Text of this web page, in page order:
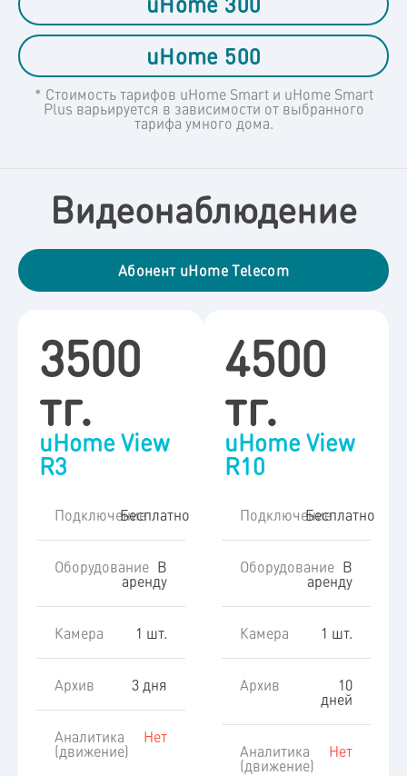
uHome 500
* Стоимость тарифов uHome Smart и uHome Smart
Plus варьируется в зависимости от выбранного
тарифа умного дома.
Видеонаблюдение
Абонент uHome Telecom
3500
тг.
uHome View
R3
ПодключениеБесплатно
Оборудование В
аренду
Камера 1 шт.
Архив 3 дня
Аналитика
(движение)
Нет
4500
тг.
uHome View
R10
ПодключениеБесплатно
Оборудование В
аренду
Камера 1 шт.
Архив 10
дней
Аналитика
(движение)
Нет